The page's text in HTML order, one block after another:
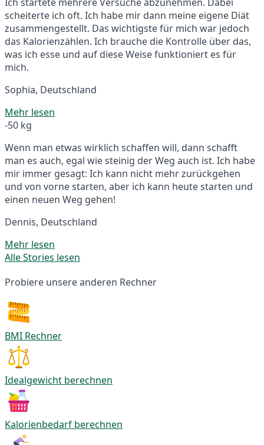
scheiterte ich oft. Ich habe mir dann meine eigene Diät
zusammengestellt. Das wichtigste für mich war jedoch
das Kalorienzählen. Ich brauche die Kontrolle über das,
was ich esse und auf diese Weise funktioniert es für
mich.
Sophia, Deutschland
Mehr lesen
-50 kg
Wenn man etwas wirklich schaffen will, dann schafft
man es auch, egal wie steinig der Weg auch ist. Ich habe
mir immer gesagt: Ich kann nicht mehr zurückgehen
und von vorne starten, aber ich kann heute starten und
einen neuen Weg gehen!
Dennis, Deutschland
Mehr lesen
Alle Stories lesen
Probiere unsere anderen Rechner
BMI Rechner
Idealgewicht berechnen
Kalorienbedarf berechnen